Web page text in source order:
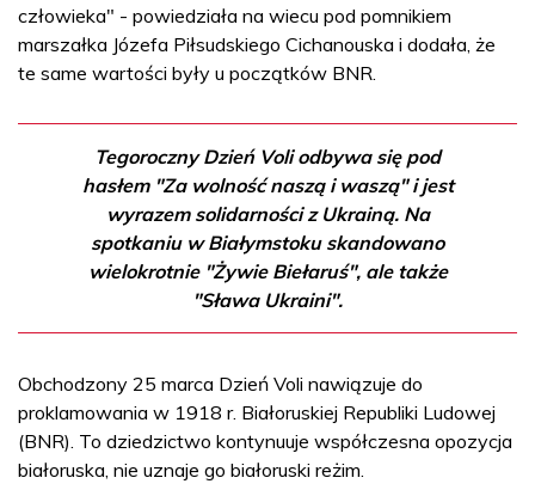
człowieka" - powiedziała na wiecu pod pomnikiem
marszałka Józefa Piłsudskiego Cichanouska i dodała, że
te same wartości były u początków BNR.
Tegoroczny Dzień Voli odbywa się pod
hasłem "Za wolność naszą i waszą" i jest
wyrazem solidarności z Ukrainą. Na
spotkaniu w Białymstoku skandowano
wielokrotnie "Żywie Biełaruś", ale także
"Sława Ukraini".
Obchodzony 25 marca Dzień Voli nawiązuje do
proklamowania w 1918 r. Białoruskiej Republiki Ludowej
(BNR). To dziedzictwo kontynuuje współczesna opozycja
białoruska, nie uznaje go białoruski reżim.